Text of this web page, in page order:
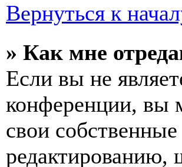
Вернуться к
» Как мне
Если вы не
конференции, вы
свои
редактированию,